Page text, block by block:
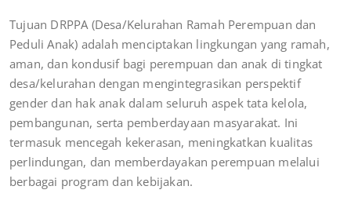
Tujuan DRPPA (Desa/Kelurahan Ramah Perempuan dan
Peduli Anak) adalah menciptakan lingkungan yang ramah,
aman, dan kondusif bagi perempuan dan anak di tingkat
desa/kelurahan dengan mengintegrasikan perspektif
gender dan hak anak dalam seluruh aspek tata kelola,
pembangunan, serta pemberdayaan masyarakat. Ini
termasuk mencegah kekerasan, meningkatkan kualitas
perlindungan, dan memberdayakan perempuan melalui
berbagai program dan kebijakan.